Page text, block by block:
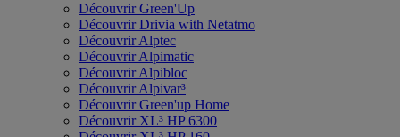
Découvrir Green'Up
Découvrir Drivia with Netatmo
Découvrir Alptec
Découvrir Alpimatic
Découvrir Alpibloc
Découvrir Alpivar³
Découvrir Green'up Home
Découvrir XL³ HP 6300